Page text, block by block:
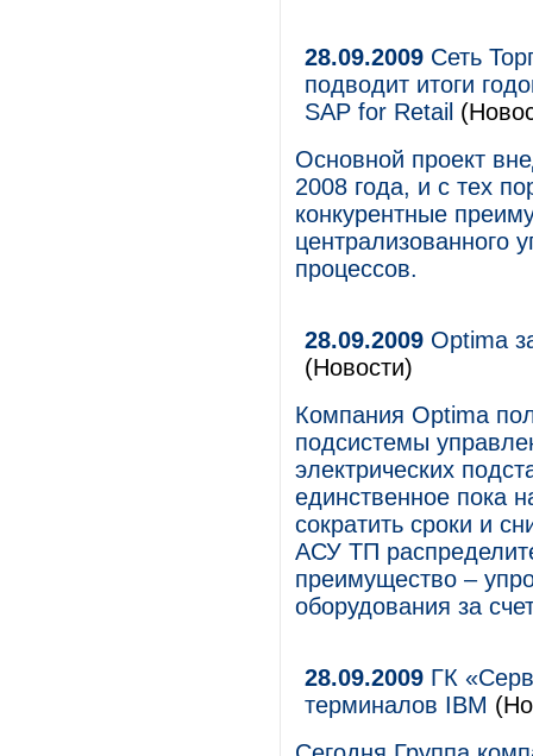
28.09.2009 Сеть
подводит итоги
SAP for Retail
Основной проект
2008 года, и с тех
конкурентные
централизованного
процессов.
28.09.2009 Optima
(Новости)
Компания Optima
подсистемы
электрических
единственное пока
сократить сроки и
АСУ ТП
преимущество –
оборудования за
28.09.2009 ГК
терминалов IBM